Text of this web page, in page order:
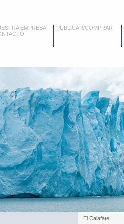
EMPRESA
PUBLICAR/COMPRAR
El Calafate